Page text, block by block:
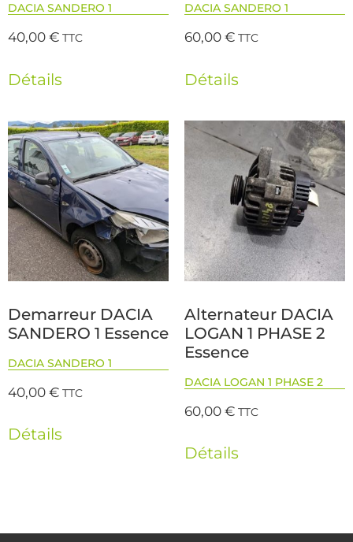
DACIA SANDERO 1
40,00€ TTC
Détails
DACIA SANDERO 1
60,00€ TTC
Détails
Demarreur DACIA
SANDERO 1 Essence
DACIA SANDERO 1
40,00€ TTC
Détails
Alternateur DACIA
LOGAN 1 PHASE 2
Essence
DACIA LOGAN 1 PHASE 2
60,00€ TTC
Détails